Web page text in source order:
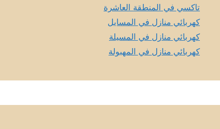
تاكسي في المنطقة العاشرة
كهربائي منازل في المسايل
كهربائي منازل في المسيلة
كهربائي منازل في المهبولة